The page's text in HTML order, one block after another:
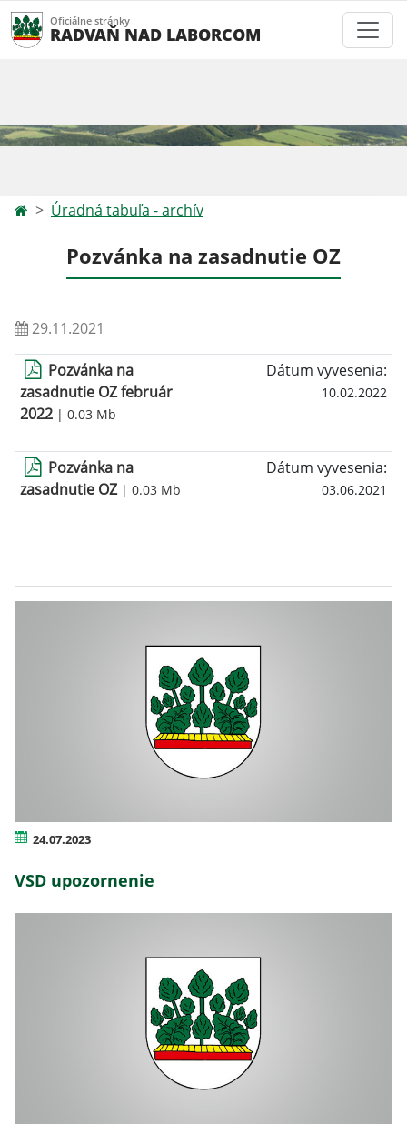
Oficiálne stránky
RADVAŇ NAD LABORCOM
Úradná tabuľa - archív
Pozvánka na zasadnutie OZ
29.11.2021
Pozvánka na
zasadnutie OZ február
2022 | 0.03 Mb
Dátum vyvesenia:
10.02.2022
Pozvánka na
zasadnutie OZ| 0.03 Mb
Dátum vyvesenia:
03.06.2021
24.07.2023
VSD upozornenie